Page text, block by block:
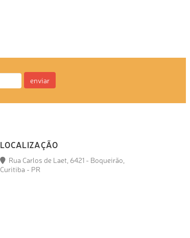
enviar
LOCALIZAÇÃO
Rua Carlos de Laet, 6421 - Boqueirão,
Curitiba - PR